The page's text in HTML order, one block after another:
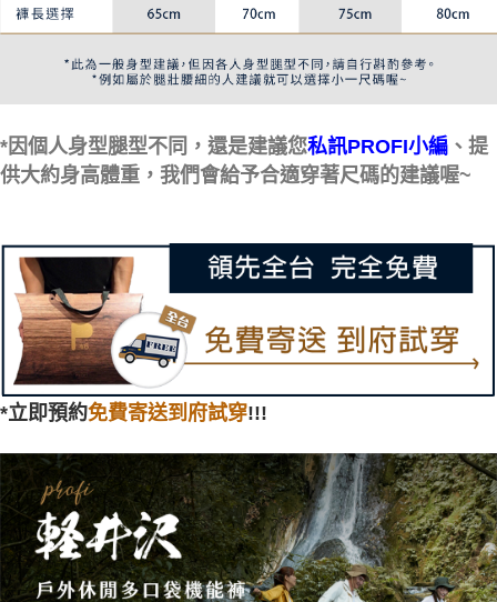
*因個人身型腿型不同，還是建議您私訊PROFI小編 、提
供大約身高體重，我們會給予合適穿著尺碼的建議喔~
*立即預約免費寄送到府試穿!!!